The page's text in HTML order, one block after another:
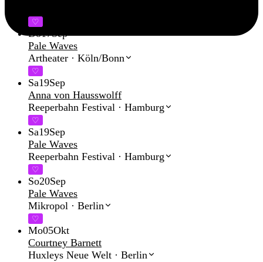
♡
Do17Sep
Pale Waves
Artheater · Köln/Bonn
♡
Sa19Sep
Anna von Hausswolff
Reeperbahn Festival · Hamburg
♡
Sa19Sep
Pale Waves
Reeperbahn Festival · Hamburg
♡
So20Sep
Pale Waves
Mikropol · Berlin
♡
Mo05Okt
Courtney Barnett
Huxleys Neue Welt · Berlin